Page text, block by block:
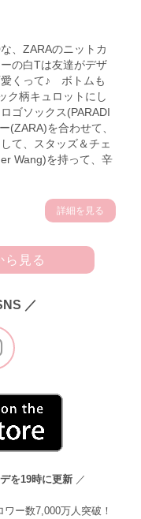
、ZARAのニットカ
の白Tは友達がデザ
愛くって♪ ボトムも
ク柄キュロットにし
ゴソックス(PARADI
(ZARA)を合わせて、
て、スタッズ＆チェ
Wang)を持って、辛
詳細を見る
ら見る
／
を19時に更新 ／
ー数7,000万人突破！